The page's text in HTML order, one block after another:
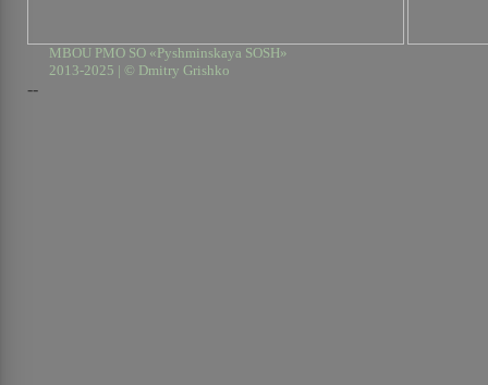
MBOU PMO SO «Pyshminskaya SOSH»
2013-2025 | © Dmitry Grishko
--